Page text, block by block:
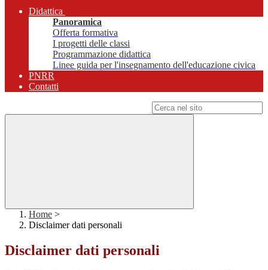
Didattica
Panoramica
Offerta formativa
I progetti delle classi
Programmazione didattica
Linee guida per l'insegnamento dell'educazione civica
PNRR
Contatti
Home >
Disclaimer dati personali
Disclaimer dati personali